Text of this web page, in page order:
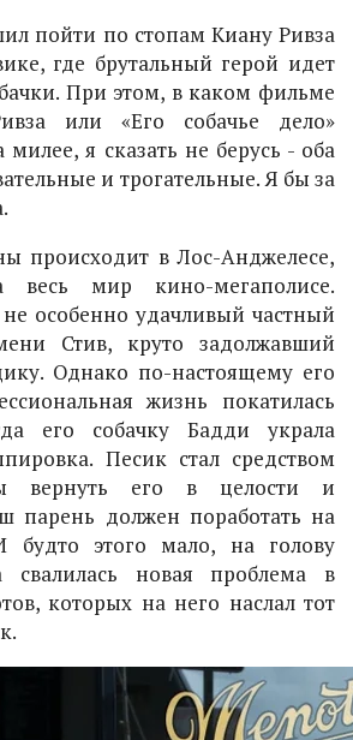
пойти по стопам Киану Ривза
где брутальный герой идет
При этом, в каком фильме
или «Его собачье дело»
милее, я сказать не берусь - оба
и трогательные. Я бы за
происходит в Лос-Анджелесе,
весь мир кино-мегаполисе.
особенно удачливый частный
Стив, круто задолжавший
Однако по-настоящему его
жизнь покатилась
его собачку Бадди украла
Песик стал средством
вернуть его в целости и
парень должен поработать на
будто этого мало, на голову
свалилась новая проблема в
которых на него наслал тот